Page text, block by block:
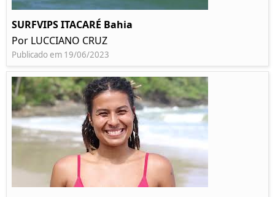
SURFVIPS ITACARÉ Bahia
Por LUCCIANO CRUZ
Publicado em 19/06/2023